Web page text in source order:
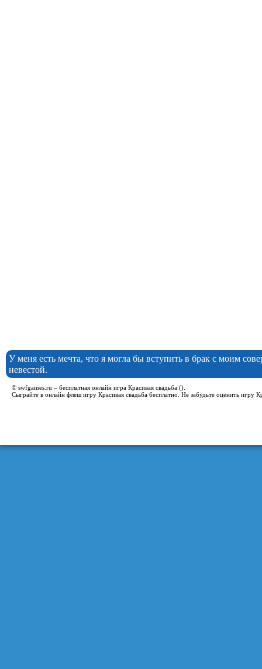
У меня есть мечта, что я могла бы вступить в брак с моим
невестой.
© swfgames.ru – бесплатная онлайн игра Красивая свадьба ().
Сыграйте в онлайн флеш игру Красивая свадьба бесплатно. Не забудьте оценить игру